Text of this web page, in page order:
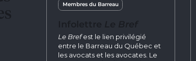
Membres du Barreau
Le Brefest le lien privilégié
entre le Barreau du Québec et
les avocats et les avocates. Le